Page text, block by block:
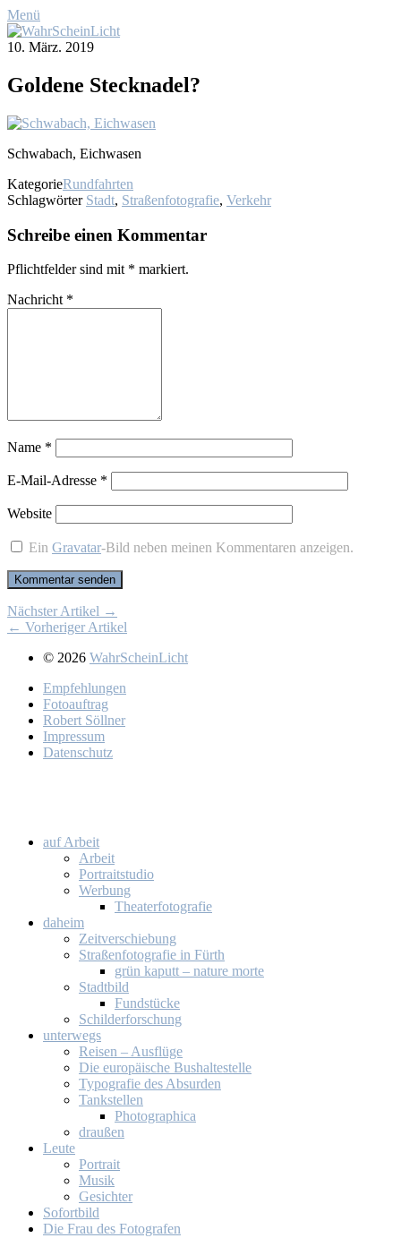
Menü
10. März. 2019
Gol­de­ne Steck­na­del?
Schwa­bach, Eich­wa­sen
KategorieRundfahrten
Schlagwörter Stadt, Straßenfotografie, Verkehr
Schreibe einen Kommentar
Pflichtfelder sind mit * markiert.
Nachricht *
Name *
E-Mail-Adresse *
Website
EinGravatar-Bild neben meinen Kommentaren anzeigen.
Nächster Artikel →
← Vorheriger Artikel
© 2026 WahrScheinLicht
Emp­feh­lun­gen
Fo­to­auf­trag
Ro­bert Söll­ner
Im­pres­sum
Da­ten­schutz
auf Ar­beit
Ar­beit
Por­trait­stu­dio
Wer­bung
Thea­ter­fo­to­gra­fie
da­heim
Zeit­ver­schie­bung
Stra­ßen­fo­to­gra­fie in Fürth
grün ka­putt – na­tu­re mor­te
Stadt­bild
Fund­stü­cke
Schil­der­for­schung
un­ter­wegs
Rei­sen – Aus­flü­ge
Die eu­ro­päi­sche Bus­hal­te­stel­le
Ty­po­gra­fie des Ab­sur­den
Tank­stel­len
Pho­to­gra­phi­ca
drau­ßen
Leu­te
Por­trait
Mu­sik
Ge­sich­ter
So­fort­bild
Die Frau des Fo­to­gra­fen